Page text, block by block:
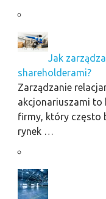
Jak
shareholderami?
Zarządzanie
akcjonariuszami to
firmy, który często
rynek …